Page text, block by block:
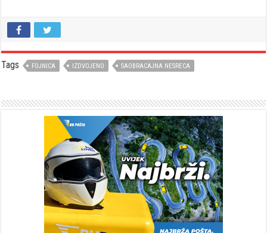
Tags FOJNICA IZDVOJENO SAOBRACAJNA NESRECA